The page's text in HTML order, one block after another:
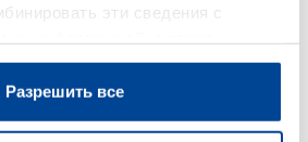
эти сведения с
получили при использовании
Разрешить все
краска на основе силиконовой